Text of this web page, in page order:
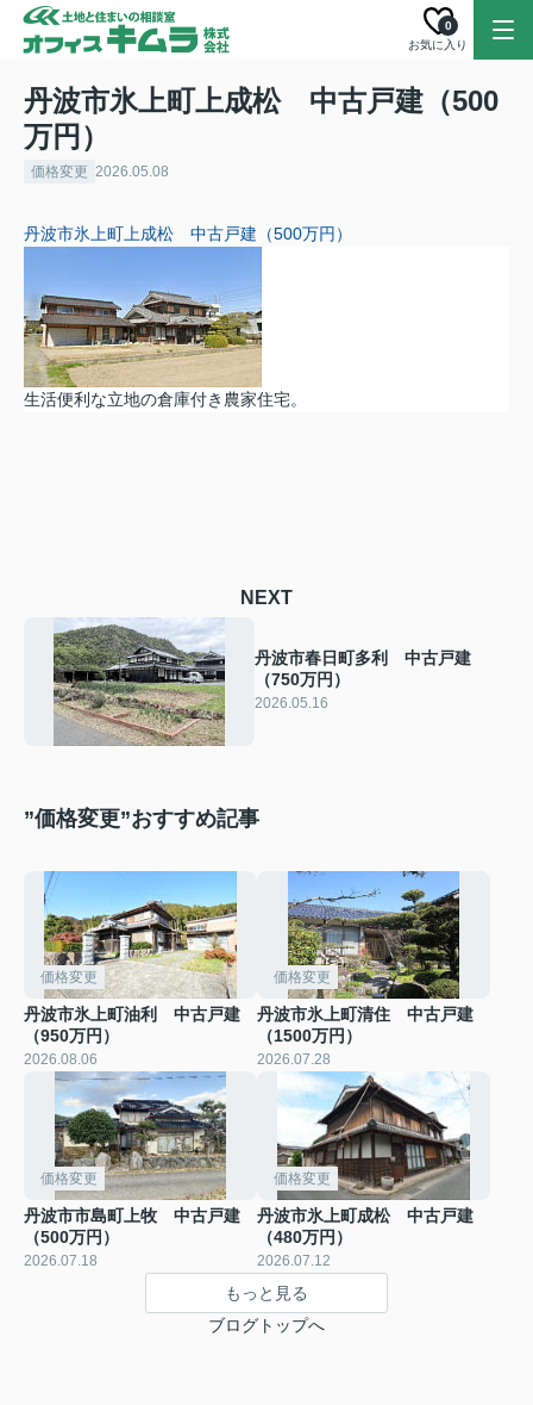
お気に入り
0
丹波市氷上町上成松 中古戸建（500
万円）
価格変更 2026.05.08
丹波市氷上町上成松 中古戸建（500万円）
生活便利な立地の倉庫付き農家住宅。
NEXT
丹波市春日町多利 中古戸建
（750万円）
2026.05.16
”価格変更”おすすめ記事
価格変更
丹波市氷上町油利 中古戸建
（950万円）
2026.08.06
価格変更
丹波市氷上町清住 中古戸建
（1500万円）
2026.07.28
価格変更
丹波市市島町上牧 中古戸建
（500万円）
2026.07.18
価格変更
丹波市氷上町成松 中古戸建
（480万円）
2026.07.12
もっと見る
ブログトップへ